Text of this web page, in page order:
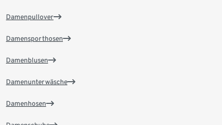
Damenpullover
Damensporthosen
Damenblusen
Damenunterwäsche
Damenhosen